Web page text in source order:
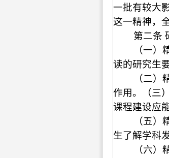
一批有较大
这一精神，
第二条
（一
读的研究生
（二
作用。（三
课程建设应
（五
生了解学科
（六）